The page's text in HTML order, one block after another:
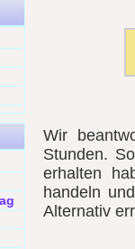
Wir
Stunden.
erhalten
handeln
Alternativ